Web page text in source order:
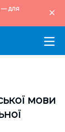
— для
мови